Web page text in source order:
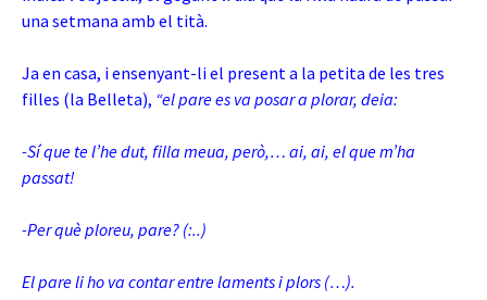
una setmana amb el tità.
Ja en casa, i ensenyant-li el present a la petita de les tres
filles (la Belleta), “el pare es va posar a plorar, deia:
-Sí que te l’he dut, filla meua, però,… ai, ai, el que m’ha
passat!
-Per què ploreu, pare? (:..)
El pare li ho va contar entre laments i plors (…).